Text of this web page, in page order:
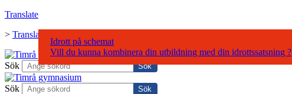
Translate
> Translate
Sök
Sök
Idrott på schemat
Vill du kunna kombinera din utbildning med din idrottssatsning ?